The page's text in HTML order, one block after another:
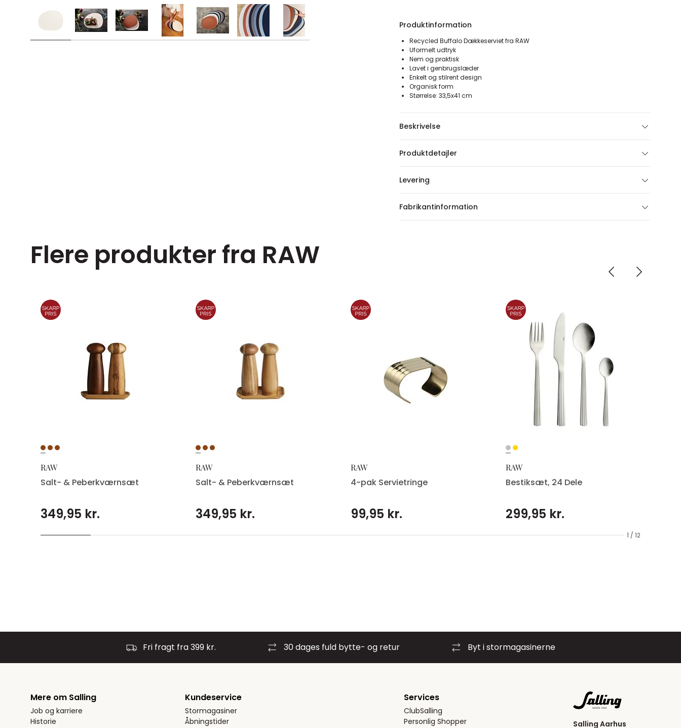
Produktinformation
Recycled Buffalo Dækkeserviet fra RAW
Uformelt udtryk
Nem og praktisk
Lavet i genbrugslæder
Enkelt og stilrent design
Organisk form
Størrelse: 33,5x41 cm
Beskrivelse
Produktdetajler
Levering
Fabrikantinformation
Flere produkter fra RAW
1 / 12
RAW
Salt- & Peberkværnsæt
349,95 kr.
RAW
Salt- & Peberkværnsæt
349,95 kr.
RAW
4-pak Servietringe
99,95 kr.
RAW
Bestiksæt, 24 Dele
299,95 kr.
Fri fragt fra 399 kr. 30 dages fuld bytte- og retur Byt i stormagasinerne
Mere om Salling
Job og karriere
Historie
Kundeservice
Stormagasiner
Åbningstider
Services
ClubSalling
Personlig Shopper
Salling Aarhus